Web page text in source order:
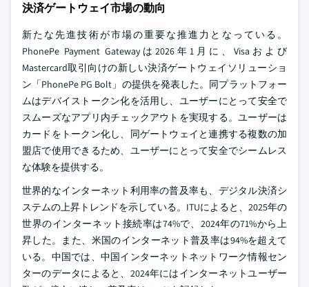
決済ゲートウェイ市場の動向
新たな先進技術が市場の重要な推進力となっている。
PhonePe Payment Gatewayは2026年1月に、Visaおよび
Mastercard取引向けの新しい決済ゲートウェイソリューショ
ン「PhonePe PG Bolt」の提供を発表した。同プラットフォー
ムはデバイストークン化を活用し、ユーザーにとって安全で
スムーズなアプリ内チェックアウトを実現する。ユーザーは
カードをトークン化し、同ゲートウェイと連携する複数の加
盟店で使用できるため、ユーザーにとって安全でシームレス
な体験を提供する。
世界的なインターネット利用率の普及率も、デジタル決済シ
ステムの上昇トレンドを示している。ITUによると、2025年の
世界のインターネット接続率は74%で、2024年の71%から上
昇した。また、米国のインターネット普及率は94%を超えて
いる。中国では、中国インターネットネットワーク情報セン
ターのデータによると、2024年にはインターネットユーザー